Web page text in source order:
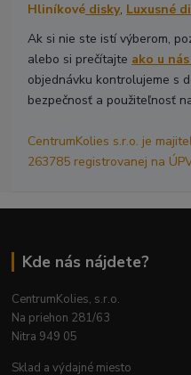
Hliníkové disky, Luxusné
Ak si nie ste istí výberom,
alebo si prečítajte ako u
objednávku kontrolujeme s
bezpečnosť a použiteľnosť
CentrumKolies s.r.o. je
263785 registrovanej na
Kde nás nájdete?
CentrumKolies, s.r.o.
Na priehon 281/63
Nitra 949 05
Sklad a výdajné miesto